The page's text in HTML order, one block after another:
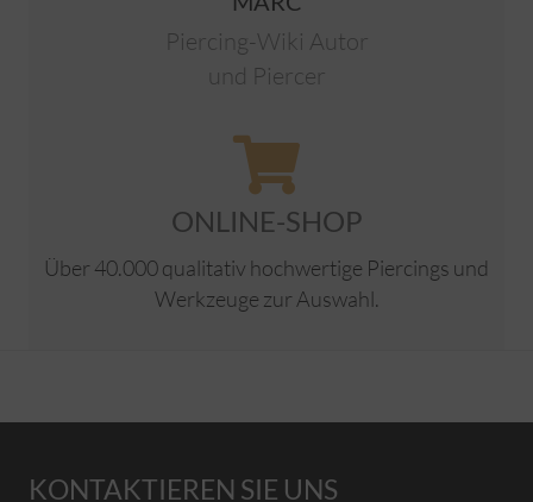
Piercing-Wiki Autor
und Piercer
ONLINE-SHOP
Über 40.000 qualitativ hochwertige Piercings und
Werkzeuge zur Auswahl.
KONTAKTIEREN SIE UNS